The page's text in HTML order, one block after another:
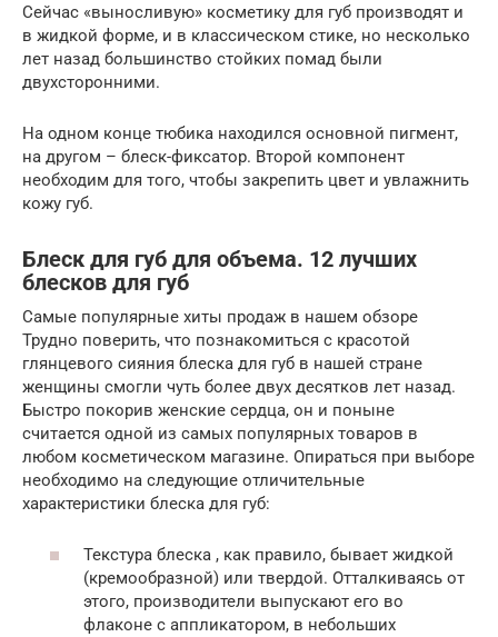
Сейчас «выносливую» косметику для губ производят и
в жидкой форме, и в классическом стике, но несколько
лет назад большинство стойких помад были
двухсторонними.
На одном конце тюбика находился основной пигмент,
на другом – блеск-фиксатор. Второй компонент
необходим для того, чтобы закрепить цвет и увлажнить
кожу губ.
Блеск для губ для объема. 12 лучших
блесков для губ
Самые популярные хиты продаж в нашем обзоре
Трудно поверить, что познакомиться с красотой
глянцевого сияния блеска для губ в нашей стране
женщины смогли чуть более двух десятков лет назад.
Быстро покорив женские сердца, он и поныне
считается одной из самых популярных товаров в
любом косметическом магазине. Опираться при выборе
необходимо на следующие отличительные
характеристики блеска для губ:
Текстура блеска , как правило, бывает жидкой
(кремообразной) или твердой. Отталкиваясь от
этого, производители выпускают его во
флаконе с аппликатором, в небольших